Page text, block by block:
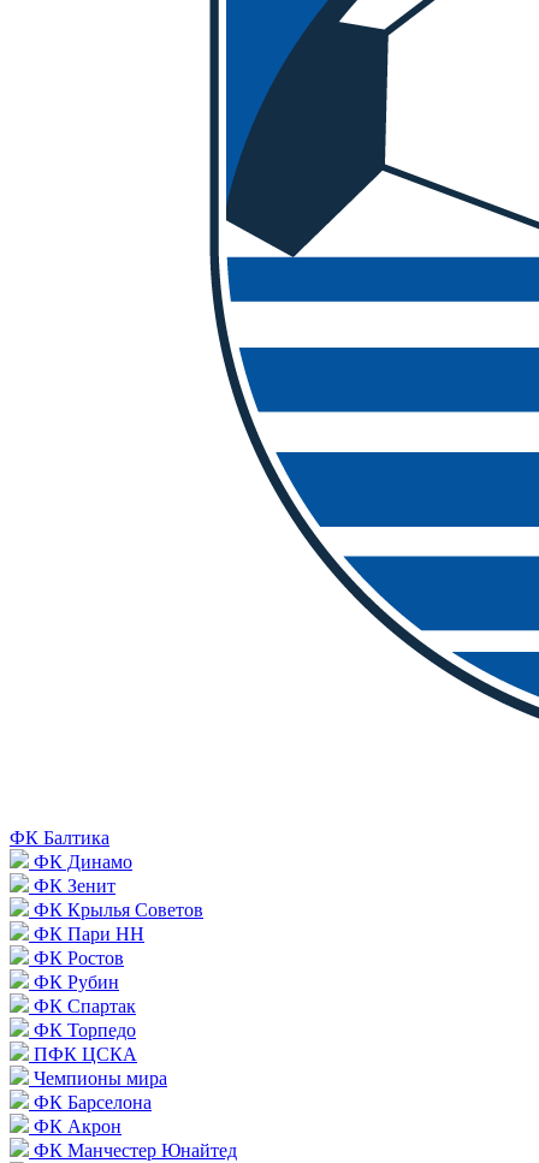
ФК Балтика
ФК Динамо
ФК Зенит
ФК Крылья Советов
ФК Пари НН
ФК Ростов
ФК Рубин
ФК Спартак
ФК Торпедо
ПФК ЦСКА
Чемпионы мира
ФК Барселона
ФК Акрон
ФК Манчестер Юнайтед